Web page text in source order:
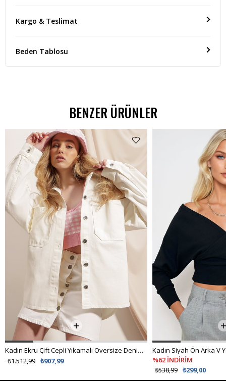
Kargo & Teslimat
Beden Tablosu
BENZER ÜRÜNLER
Kadın Ekru Çift Cepli Yıkamalı Oversize Denim Ceket ALC-X8152
₺907,99
₺1.512,99
%62 İNDİRİM
₺299,00
₺538,99